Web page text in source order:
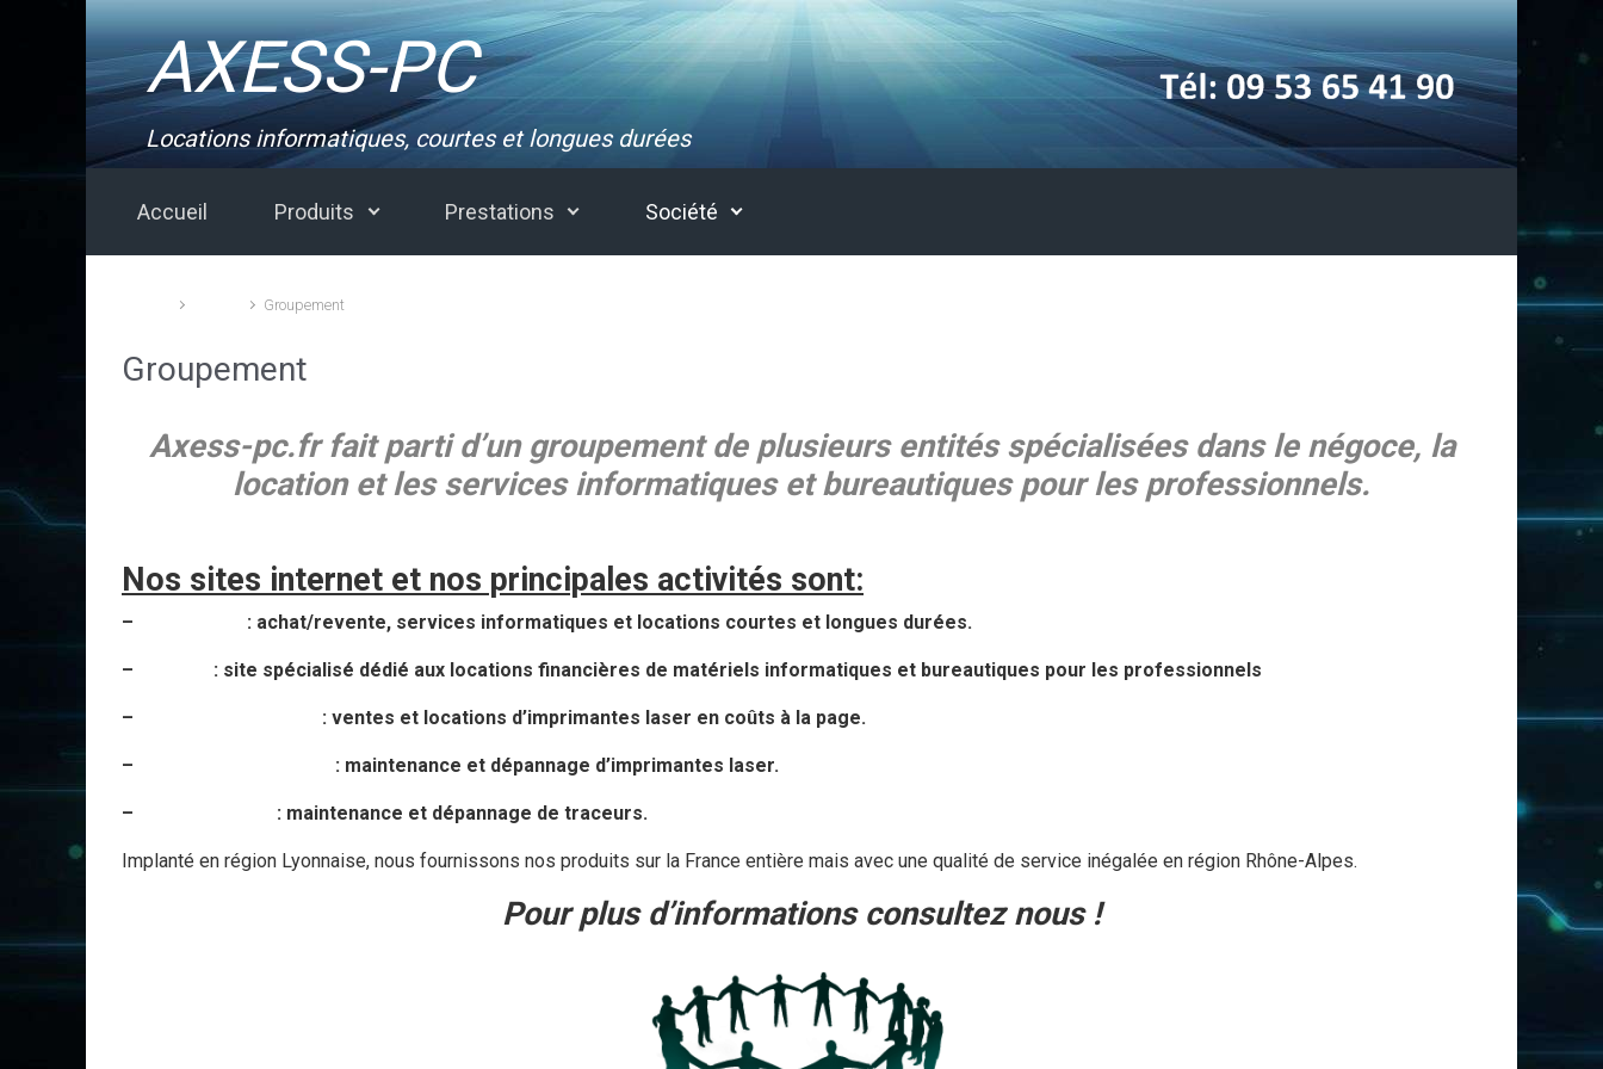
Skip to main contentAXESS-PC
Locations informatiques, courtes et longues durées
Accueil Produits Prestations Société
Groupement
Groupement
Axess-pc.fr fait parti d’un groupement de plusieurs entités spécialisées dans le négoce, la
location et les services informatiques et bureautiques pour les professionnels.
Nos sites internet et nos principales activités sont:
– : achat/revente, services informatiques et locations courtes et longues durées.
– : site spécialisé dédié aux locations financières de matériels informatiques et bureautiques pour les professionnels
– : ventes et locations d’imprimantes laser en coûts à la page.
– : maintenance et dépannage d’imprimantes laser.
– : maintenance et dépannage de traceurs.
Implanté en région Lyonnaise, nous fournissons nos produits sur la France entière mais avec une qualité de service inégalée en région Rhône-Alpes.
Pour plus d’informations consultez nous !